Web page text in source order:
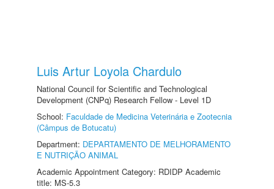
Luis Artur Loyola Chardulo
National Council for Scientific and Technological
Development (CNPq) Research Fellow - Level 1D
School: Faculdade de Medicina Veterinária e Zootecnia
(Câmpus de Botucatu)
Department: DEPARTAMENTO DE MELHORAMENTO
E NUTRIÇÃO ANIMAL
Academic Appointment Category: RDIDP Academic
title: MS-5.3